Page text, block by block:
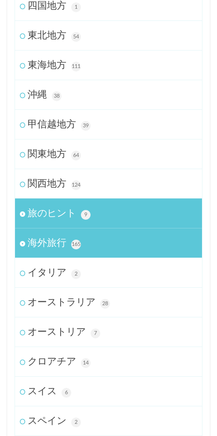
四国地方 1
東北地方 54
東海地方 111
沖縄 38
甲信越地方 39
関東地方 64
関西地方 124
旅のヒント 9
海外旅行 165
イタリア 2
オーストラリア 28
オーストリア 7
クロアチア 14
スイス 6
スペイン 2